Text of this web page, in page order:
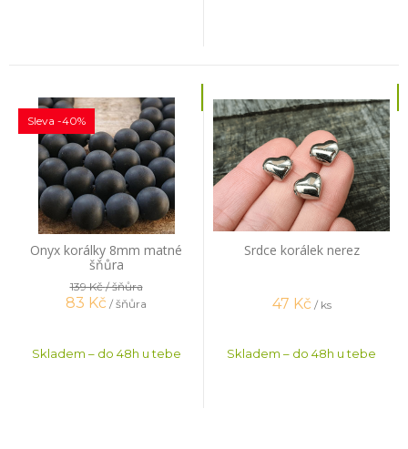
Onyx korálky 8mm matné
šňůra
Sleva -40%
139 Kč/ šňůra
83 Kč / šňůra
Skladem – do 48h u tebe
Srdce korálek nerez
47 Kč / ks
Skladem – do 48h u tebe